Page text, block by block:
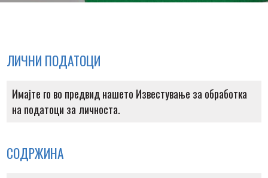
ЛИЧНИ ПОДАТОЦИ
Имајте го во предвид нашето Известување за обработка
на податоци за личноста.
СОДРЖИНА